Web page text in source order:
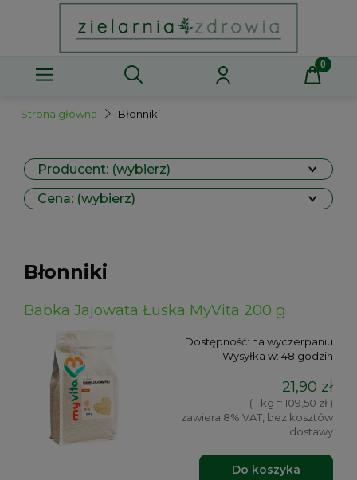
Strona główna Błonniki
Producent: (wybierz)
Cena: (wybierz)
Błonniki
Babka Jajowata Łuska MyVita 200 g
Dostępność: na wyczerpaniu
Wysyłka w: 48 godzin
21,90 zł
( 1 kg = 109,50 zł )
zawiera 8% VAT, bez kosztów
dostawy
Do koszyka